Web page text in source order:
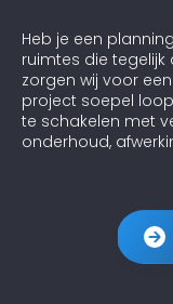
Heb je een
ruimtes die
zorgen wij voor
project soepel
te schakelen met
onderhoud,